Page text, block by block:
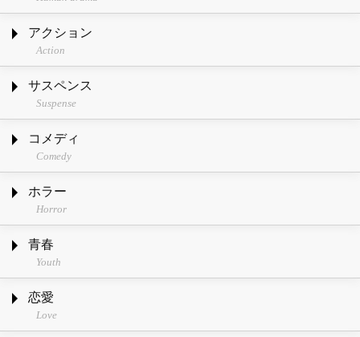
アクション
Action
サスペンス
Suspense
コメディ
Comedy
ホラー
Horror
青春
Youth
恋愛
Love